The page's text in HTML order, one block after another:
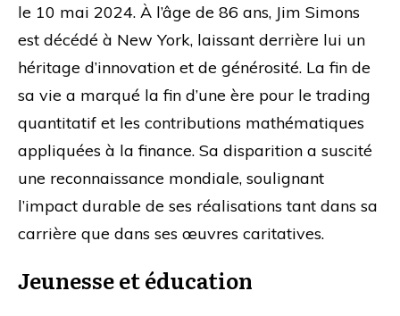
le 10 mai 2024. À l’âge de 86 ans, Jim Simons
est décédé à New York, laissant derrière lui un
héritage d’innovation et de générosité. La fin de
sa vie a marqué la fin d’une ère pour le trading
quantitatif et les contributions mathématiques
appliquées à la finance. Sa disparition a suscité
une reconnaissance mondiale, soulignant
l’impact durable de ses réalisations tant dans sa
carrière que dans ses œuvres caritatives.
Jeunesse et éducation